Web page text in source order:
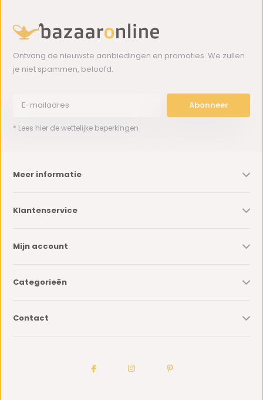
Ontvang de nieuwste aanbiedingen en promoties. We zullen
je niet spammen, beloofd.
Abonneer
* Lees hier de wettelijke beperkingen
Meer informatie
Klantenservice
Mijn account
Categorieën
Contact